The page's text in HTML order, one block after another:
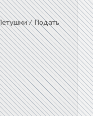
/ Подать